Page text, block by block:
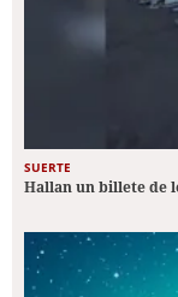
SUERTE
Hallan un billete de